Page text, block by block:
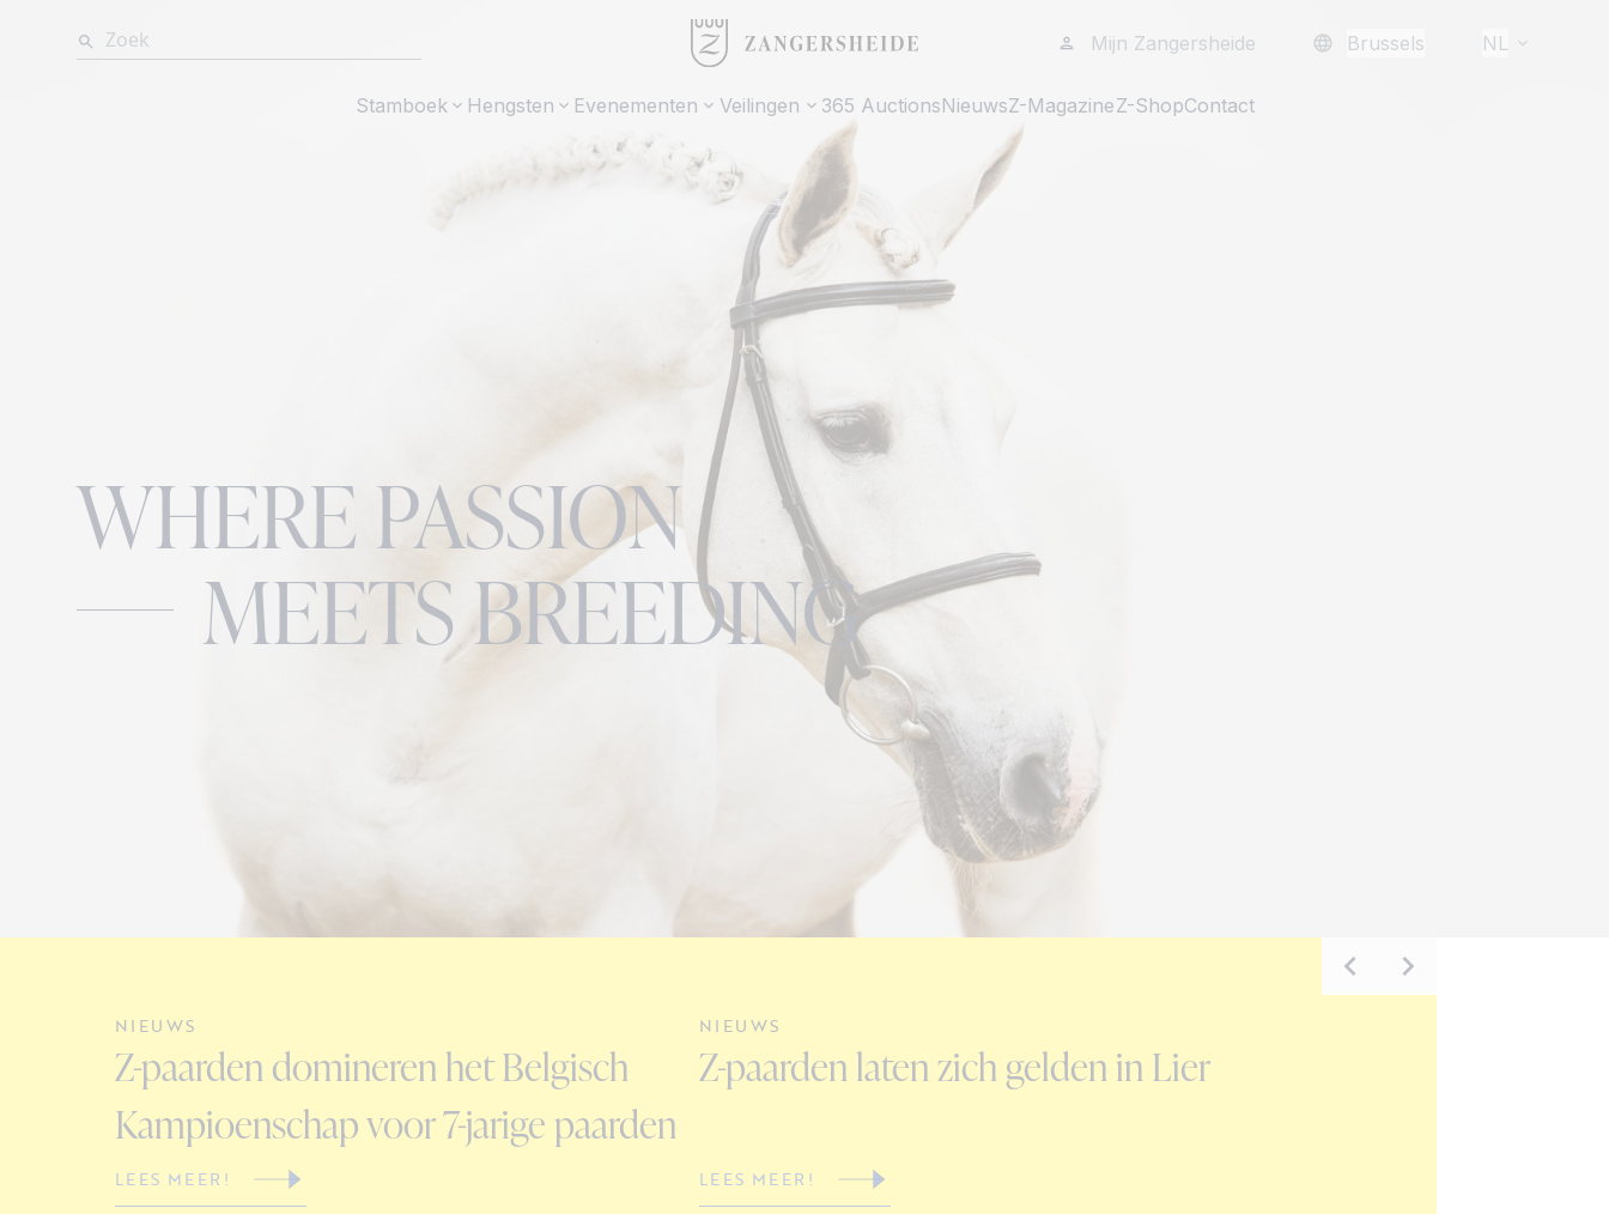
Mijn Zangersheide Brussels NL
Stamboek Hengsten Evenementen Veilingen 365 AuctionsNieuwsZ-MagazineZ-ShopContact
WHERE PASSION
MEETS BREEDING
NIEUWS
Z-paarden domineren het Belgisch
Kampioenschap voor 7-jarige paarden
LEES MEER!
NIEUWS
Z-paarden laten zich gelden in Lier
LEES MEER!